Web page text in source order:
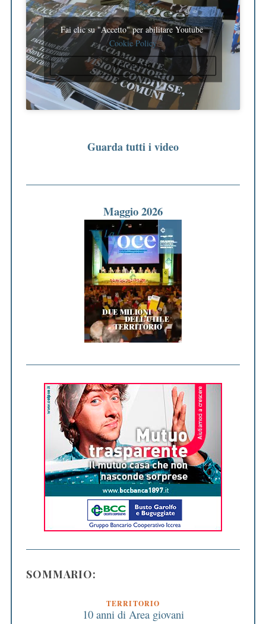
Fai clic su "Accetto" per abilitare Youtube
Cookie Policy
ACCETTO
Guarda tutti i video
Maggio 2026
SOMMARIO:
TERRITORIO
10 anni di Area giovani